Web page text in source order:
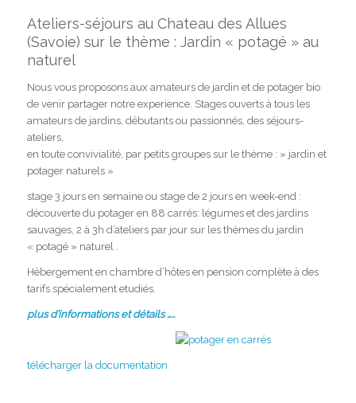
Ateliers-séjours au Chateau des Allues
(Savoie) sur le thème : Jardin « potagé » au
naturel
Nous vous proposons aux amateurs de jardin et de potager bio
de venir partager notre experience. Stages ouverts à tous les
amateurs de jardins, débutants ou passionnés, des séjours-
ateliers,
en toute convivialité, par petits groupes sur le thème : » jardin et
potager naturels »
stage 3 jours en semaine ou stage de 2 jours en week-end :
découverte du potager en 88 carrés: légumes et des jardins
sauvages, 2 à 3h d’ateliers par jour sur les thèmes du jardin
« potagé » naturel .
Hébergement en chambre d’hôtes en pension complète à des
tarifs spécialement etudiés.
plus d’informations et détails …..
télécharger la documentation